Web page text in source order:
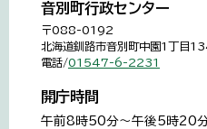
音別町行政センター
〒088-0192
北海道釧路市音別町中園1丁目
電話/01547-6-2231
開庁時間
午前8時50分～午後5時20分